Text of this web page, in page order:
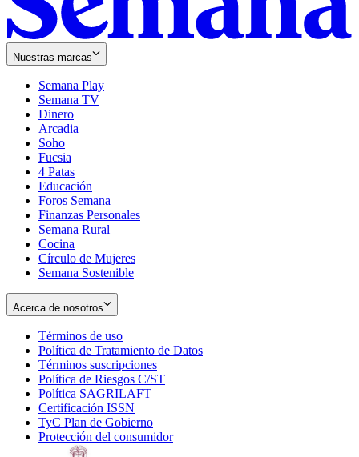
Nuestras marcas
Semana Play
Semana TV
Dinero
Arcadia
Soho
in
new
window
Fucsia
in
new
window
4 Patas
Educación
Foros Semana
Finanzas Personales
Semana Rural
Cocina
Círculo de Mujeres
Semana Sostenible
Acerca de nosotros
Términos de uso
in
new
window
Política de Tratamiento de Datos
Términos suscripciones
in
Política de Riesgos C/ST
Política SAGRILAFT
new
window
Certificación ISSN
in
new
TyC Plan de Gobierno
in
Protección del consumidorOpens